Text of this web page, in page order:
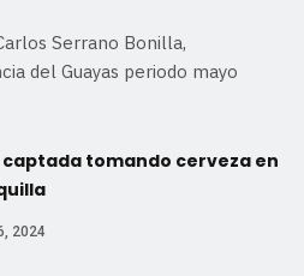
Serrano Bonilla,
del Guayas periodo mayo
captada tomando cerveza en
2024